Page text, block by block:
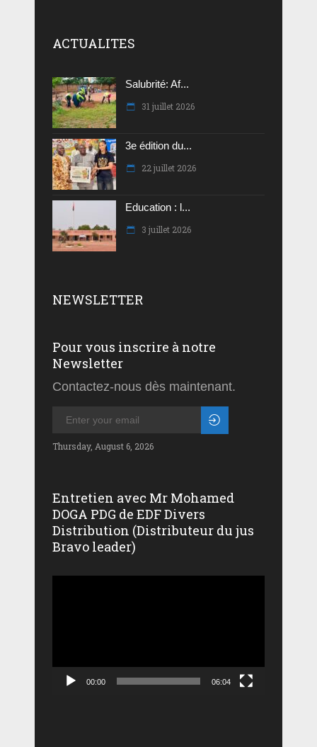
ACTUALITES
Salubrité: Af...
31 juillet 2026
3e édition du...
22 juillet 2026
Education : l...
3 juillet 2026
NEWSLETTER
Pour vous inscrire à notre
Newsletter
Contactez-nous dès maintenant.
Thursday, August 6, 2026
Entretien avec Mr Mohamed
DOGA PDG de EDF Divers
Distribution (Distributeur du jus
Bravo leader)
00:00 06:04